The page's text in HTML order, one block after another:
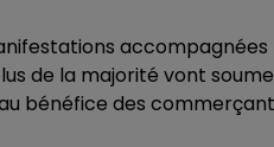
de la majorité vont
bénéfice des